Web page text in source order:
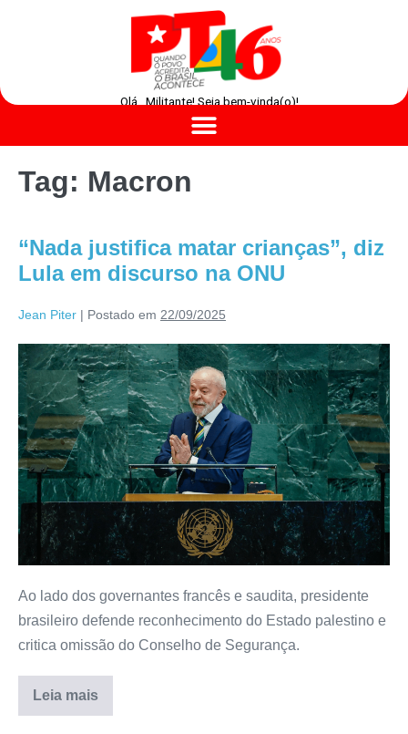
Olá , Militante! Seja bem-vinda(o)!
Tag: Macron
“Nada justifica matar crianças”, diz
Lula em discurso na ONU
Jean Piter | Postado em 22/09/2025
Ao lado dos governantes francês e saudita, presidente
brasileiro defende reconhecimento do Estado palestino e
critica omissão do Conselho de Segurança.
Leia mais